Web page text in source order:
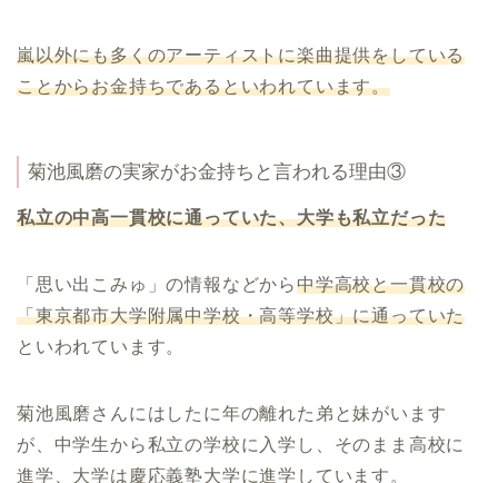
嵐以外にも多くのアーティストに楽曲提供をしている
ことからお金持ちであるといわれています。
菊池風磨の実家がお金持ちと言われる理由③
私立の中高一貫校に通っていた、大学も私立だった
「思い出こみゅ」の情報などから中学高校と一貫校の
「東京都市大学附属中学校・高等学校」に通っていた
といわれています。
菊池風磨さんにはしたに年の離れた弟と妹がいます
が、中学生から私立の学校に入学し、そのまま高校に
進学、大学は慶応義塾大学に進学しています。